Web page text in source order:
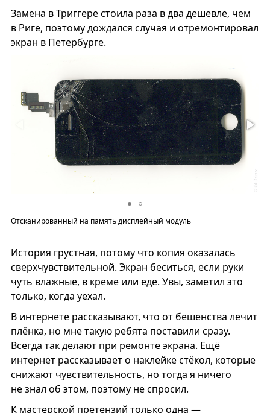
Замена в Триггере стоила раза в два дешевле, чем
в Риге, поэтому дождался случая и отремонтировал
экран в Петербурге.
Отсканированный на память дисплейный модуль
История грустная, потому что копия оказалась
сверхчувствительной. Экран беситься, если руки
чуть влажные, в креме или еде. Увы, заметил это
только, когда уехал.
В интернете рассказывают, что от бешенства лечит
плёнка, но мне такую ребята поставили сразу.
Всегда так делают при ремонте экрана. Ещё
интернет рассказывает о наклейке стёкол, которые
снижают чувствительность, но тогда я ничего
не знал об этом, поэтому не спросил.
К мастерской претензий только одна —